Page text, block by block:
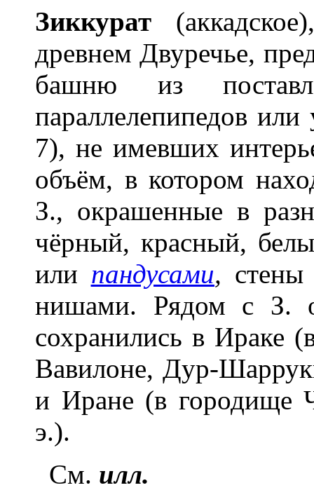
Зиккурат
древнем Двуречье,
башню из
параллелепипедов
7), не имевших
объём, в котором
З., окрашенные в
чёрный, красный,
или пандусами,
нишами. Рядом с З.
сохранились в Ираке
Вавилоне, Дур-
и Иране (в городище
э.).
См. илл.